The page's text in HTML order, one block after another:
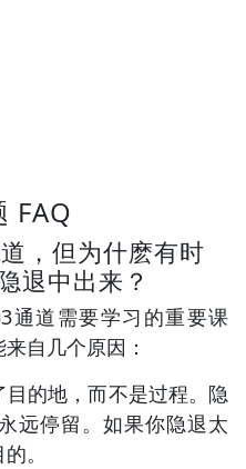
FAQ
，但为什麽有时
退中出来？
通道需要学习的重要课
自几个原因：
的地，而不是过程。隐
远停留。如果你隐退太
。